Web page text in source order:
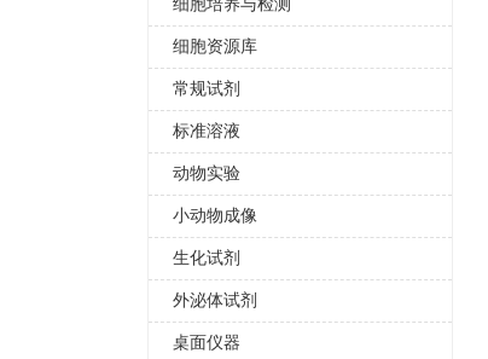
细胞培养与检测
细胞资源库
常规试剂
标准溶液
动物实验
小动物成像
生化试剂
外泌体试剂
桌面仪器